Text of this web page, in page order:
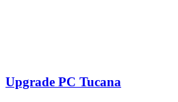
Upgrade PC Tucana